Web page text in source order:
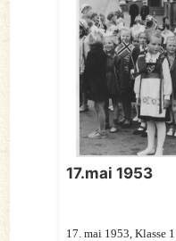
17.mai 1953
17. mai 1953, Klasse